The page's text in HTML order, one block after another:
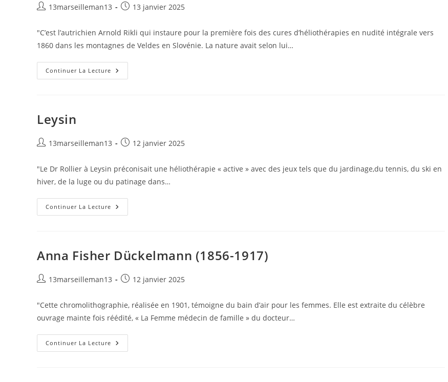
Auteur/autrice
la
publication :
13marseilleman13
Publication
13 janvier 2025
"C’est l’autrichien Arnold Rikli qui instaure pour la première fois des cures d’héliothérapies en nudité intégrale vers
1860 dans les montagnes de Veldes en Slovénie. La nature avait selon lui…
Continuer La Lecture Arnold
Rikli
Leysin
Auteur/autrice
la
publication :
13marseilleman13
Publication
12 janvier 2025
"Le Dr Rollier à Leysin préconisait une héliothérapie « active » avec des jeux tels que du jardinage,du tennis, du ski en
hiver, de la luge ou du patinage dans…
Continuer La Lecture Leysin
Anna Fisher Dückelmann (1856-1917)
Auteur/autrice
la
publication :
13marseilleman13
Publication
12 janvier 2025
"Cette chromolithographie, réalisée en 1901, témoigne du bain d’air pour les femmes. Elle est extraite du célèbre
ouvrage mainte fois réédité, « La Femme médecin de famille » du docteur…
Continuer La Lecture Anna
Fisher